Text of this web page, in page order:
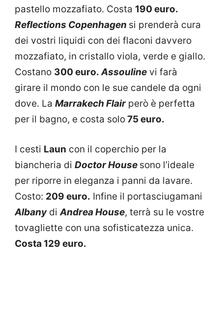
pastello mozzafiato. Costa 190 euro.
Reflections Copenhagen si prenderà cura
dei vostri liquidi con dei flaconi davvero
mozzafiato, in cristallo viola, verde e giallo.
Costano 300 euro.Assouline vi farà
girare il mondo con le sue candele da ogni
dove. La Marrakech Flairperò è perfetta
per il bagno, e costa solo75 euro.
I cesti Laun con il coperchio per la
biancheria di Doctor House sono l’ideale
per riporre in eleganza i panni da lavare.
Costo: 209 euro. Infine il portasciugamani
AlbanydiAndrea House, terrà su le vostre
tovagliette con una sofisticatezza unica.
Costa 129 euro.